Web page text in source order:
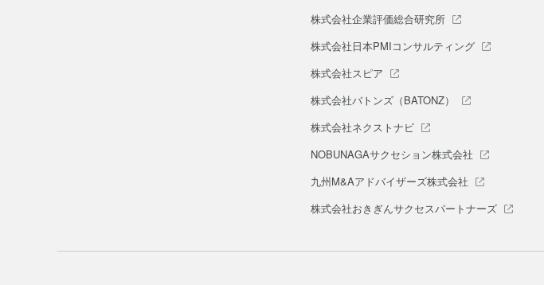
株式会社企業評価総合研究所
株式会社日本PMIコンサルティング
株式会社スピア
株式会社バトンズ（BATONZ）
株式会社ネクストナビ
NOBUNAGAサクセション株式会社
九州M&Aアドバイザーズ株式会社
株式会社おきぎんサクセスパートナーズ